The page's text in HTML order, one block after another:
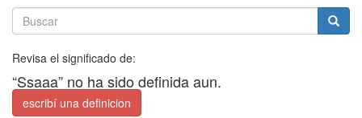
Revisa el significado de:
“Ssaaa” no ha sido definida aun.
escribí una definicion